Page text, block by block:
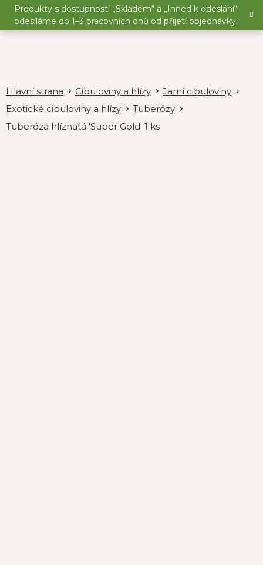
Přejít
obsah
Produkty s dostupností „Skladem“ a „Ihned k odeslání“
odesíláme do 1–3 pracovních dnů od přijetí objednávky.
Cibuloviny a hlízy
Jarní cibuloviny
Exotické cibuloviny a hlízy
Tuberózy
Tuberóza hlíznatá 'Super Gold' 1 ks